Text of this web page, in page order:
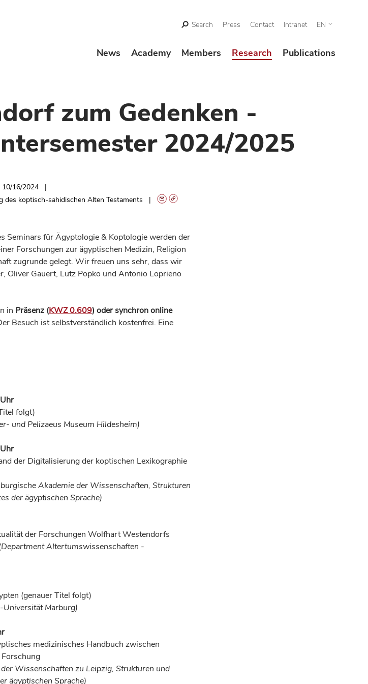
Search Press Contact Intranet EN
News Academy Members Research Publications
zum Gedenken -
2024/2025
10/16/2024
des koptisch-sahidischen Alten Testaments
Seminars für Ägyptologie & Koptologie werden der
Forschungen zur ägyptischen Medizin, Religion
zugrunde gelegt. Wir freuen uns sehr, dass wir
Oliver Gauert, Lutz Popko und Antonio Loprieno
in Präsenz (KWZ 0.609) oder synchron online
Besuch ist selbstverständlich kostenfrei. Eine
folgt)
und Pelizaeus Museum Hildesheim)
der Digitalisierung der koptischen Lexikographie
Akademie der Wissenschaften, Strukturen
der ägyptischen Sprache)
der Forschungen Wolfhart Westendorfs
Altertumswissenschaften -
(genauer Titel folgt)
Universität Marburg)
medizinisches Handbuch zwischen
Wissenschaften zu Leipzig, Strukturen und
ägyptischen Sprache)